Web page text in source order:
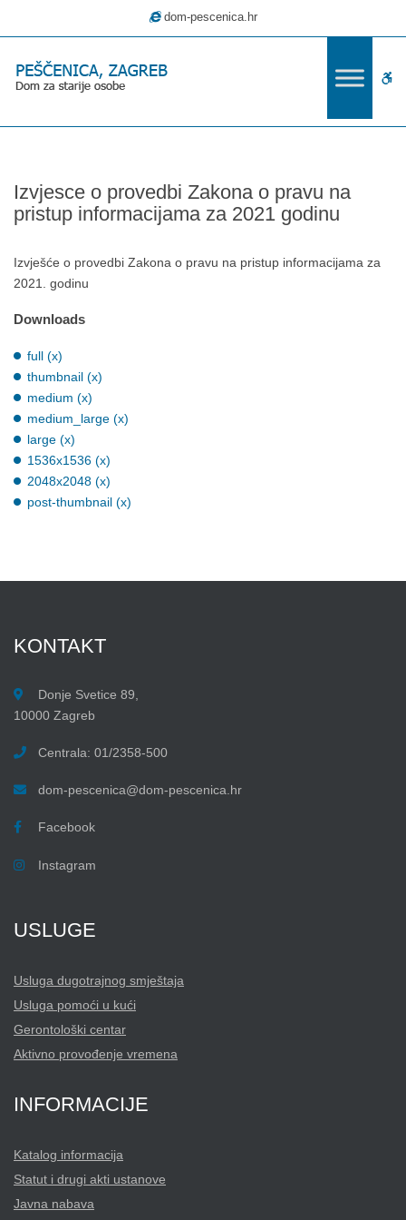
provedbi
Zakona
informacijama
godinu
dom-pescenica.hr
Izvjesce o provedbi Zakona o pravu na
pristup informacijama za 2021 godinu
Izvješće o provedbi Zakona o pravu na pristup informacijama za
2021. godinu
Downloads
full (x)
thumbnail (x)
medium (x)
medium_large (x)
large (x)
1536x1536 (x)
2048x2048 (x)
post-thumbnail (x)
KONTAKT
Donje Svetice 89,
10000 Zagreb
Centrala: 01/2358-500
dom-pescenica@dom-pescenica.hr
Facebook
Instagram
USLUGE
Usluga dugotrajnog smještaja
Usluga pomoći u kući
Gerontološki centar
Aktivno provođenje vremena
INFORMACIJE
Katalog informacija
Statut i drugi akti ustanove
Javna nabava